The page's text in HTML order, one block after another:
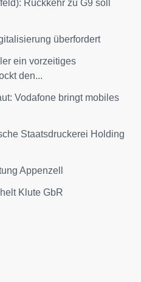
Rückkehr zu G9 soll
überfordert
ein vorzeitiges
den...
Vodafone bringt mobiles
Staatsdruckerei Holding
Appenzell
Klute GbR